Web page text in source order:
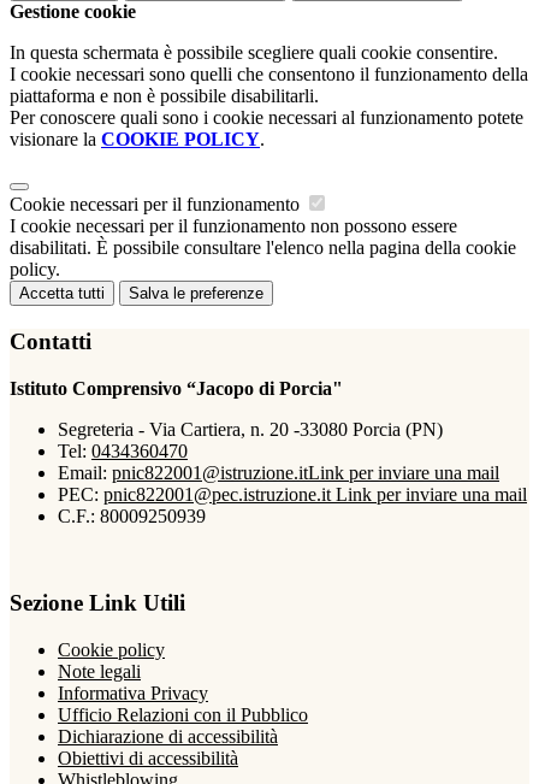
Gestione cookie
In questa schermata è possibile scegliere quali cookie consentire.
I cookie necessari sono quelli che consentono il funzionamento della
piattaforma e non è possibile disabilitarli.
Per conoscere quali sono i cookie necessari al funzionamento potete
visionare la COOKIE POLICY.
Cookie necessari per il funzionamento
I cookie necessari per il funzionamento non possono essere
disabilitati. È possibile consultare l'elenco nella pagina della cookie
policy.
Accetta tutti Salva le preferenze
Contatti
Istituto Comprensivo “Jacopo di Porcia"
Segreteria - Via Cartiera, n. 20 -33080 Porcia (PN)
Tel: 0434360470
Email: pnic822001@istruzione.itLink per inviare una mail
PEC: pnic822001@pec.istruzione.it Link per inviare una mail
C.F.: 80009250939
Sezione Link Utili
Cookie policy
Note legali
Informativa Privacy
Ufficio Relazioni con il Pubblico
Dichiarazione di accessibilità
Obiettivi di accessibilità
Whistleblowing